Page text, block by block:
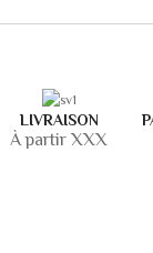
LIVRAISON
À partir XXX